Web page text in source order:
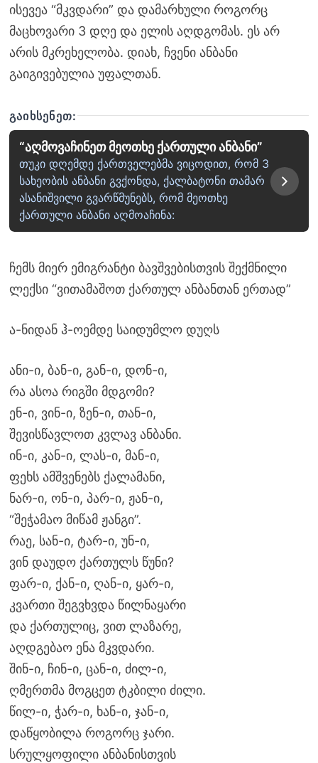
ისევეა “მკვდარი” და დამარხული როგორც
მაცხოვარი 3 დღე და ელის აღდგომას. ეს არ
არის მკრეხელობა. დიახ, ჩვენი ანბანი
გაიგივებულია უფალთან.
ᲒᲐᲘᲮᲡᲔᲜᲔᲗ:
“აღმოვაჩინეთ მეოთხე ქართული ანბანი”
თუკი დღემდე ქართველებმა ვიცოდით, რომ 3
სახეობის ანბანი გვქონდა, ქალბატონი თამარ
ასანიშვილი გვარწმუნებს, რომ მეოთხე
ქართული ანბანი აღმოაჩინა:
ჩემს მიერ ემიგრანტი ბავშვებისთვის შექმნილი
ლექსი “ვითამაშოთ ქართულ ანბანთან ერთად”
ა-ნიდან ჰ-ოემდე საიდუმლო დუღს
ანი-ი, ბან-ი, გან-ი, დონ-ი,
რა ასოა რიგში მდგომი?
ენ-ი, ვინ-ი, ზენ-ი, თან-ი,
შევისწავლოთ კვლავ ანბანი.
ინ-ი, კან-ი, ლას-ი, მან-ი,
ფეხს ამშვენებს ქალამანი,
ნარ-ი, ონ-ი, პარ-ი, ჟან-ი,
“შეჭამაო მიწამ ჟანგი”.
რაე, სან-ი, ტარ-ი, უნ-ი,
ვინ დაუდო ქართულს წუნი?
ფარ-ი, ქან-ი, ღან-ი, ყარ-ი,
კვართი შეგვხვდა წილნაყარი
და ქართულიც, ვით ლაზარე,
აღდგებაო ენა მკვდარი.
შინ-ი, ჩინ-ი, ცან-ი, ძილ-ი,
ღმერთმა მოგცეთ ტკბილი ძილი.
წილ-ი, ჭარ-ი, ხან-ი, ჯან-ი,
დაწყობილა როგორც ჯარი.
სრულყოფილი ანბანისთვის